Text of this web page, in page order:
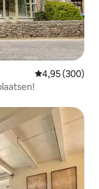
Gemiddelde
4,95 (300)